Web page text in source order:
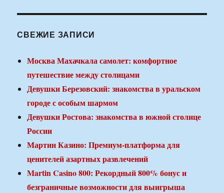
СВЕЖИЕ ЗАПИСИ
Москва Махачкала самолет: комфортное
путешествие между столицами
Девушки Березовский: знакомства в уральском
городе с особым шармом
Девушки Ростова: знакомства в южной столице
России
Мартин Казино: Премиум-платформа для
ценителей азартных развлечений
Martin Casino 800: Рекордный 800% бонус и
безграничные возможности для выигрыша